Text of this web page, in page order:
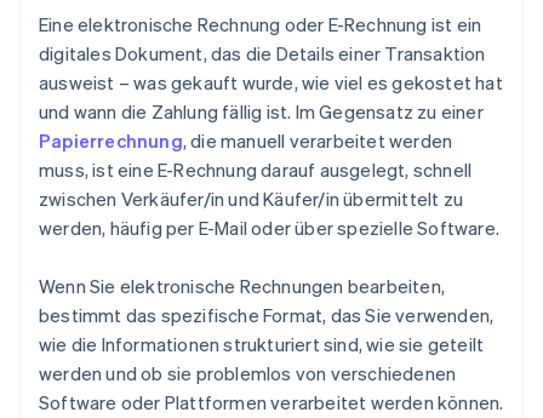
Finanzen und Versicherungen
Technologie und Software
Energie und Versorgung
Großhandel und Vertrieb
Sie erleichtern Audits und die Nachverfolgung
Sie enthalten Sicherheitsfunktionen
Eine elektronische Rechnung oder E-Rechnung ist ein
digitales Dokument, das die Details einer Transaktion
ausweist – was gekauft wurde, wie viel es gekostet hat
und wann die Zahlung fällig ist. Im Gegensatz zu einer
Papierrechnung, die manuell verarbeitet werden
muss, ist eine E-Rechnung darauf ausgelegt, schnell
zwischen Verkäufer/in und Käufer/in übermittelt zu
werden, häufig per E-Mail oder über spezielle Software.
Wenn Sie elektronische Rechnungen bearbeiten,
bestimmt das spezifische Format, das Sie verwenden,
wie die Informationen strukturiert sind, wie sie geteilt
werden und ob sie problemlos von verschiedenen
Software oder Plattformen verarbeitet werden können.